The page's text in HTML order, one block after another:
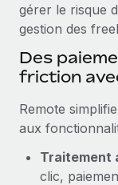
Phiture, un
croissance
En savoir
gérer le risque
gestion des
Des
friction
Remote
aux
Traitement
clic,